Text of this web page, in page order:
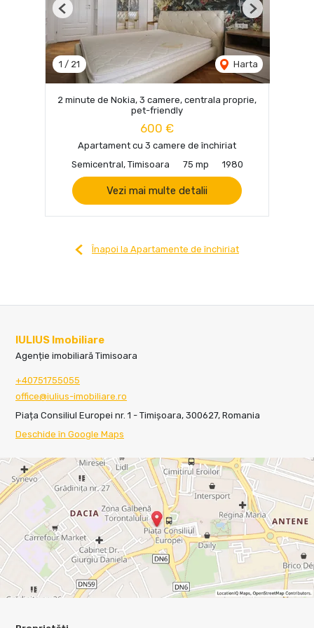
1 / 21 Harta
Previous Next
2 minute de Nokia, 3 camere, centrala proprie,
pet-friendly
600 €
Apartament cu 3 camere de închiriat
Semicentral, Timisoara
75 mp 1980
Vezi mai multe detalii
Înapoi la Apartamente de închiriat
IULIUS Imobiliare
Agenție imobiliară Timisoara
+40751755055
office@iulius-imobiliare.ro
Piața Consiliul Europei nr. 1 - Timișoara, 300627, Romania
Deschide în Google Maps